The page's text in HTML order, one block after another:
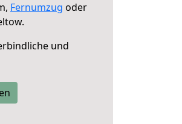
Fernumzug oder
und